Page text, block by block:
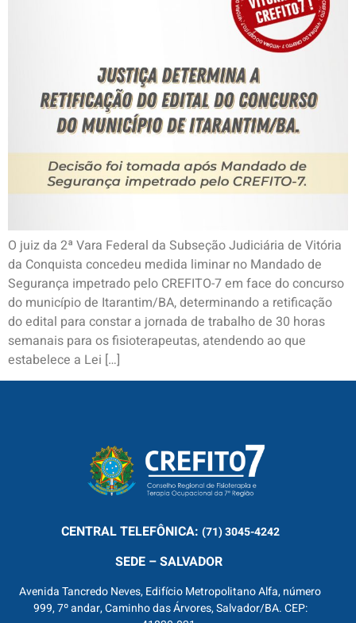
O juiz da 2ª Vara Federal da Subseção Judiciária de Vitória
da Conquista concedeu medida liminar no Mandado de
Segurança impetrado pelo CREFITO-7 em face do concurso
do município de Itarantim/BA, determinando a retificação
do edital para constar a jornada de trabalho de 30 horas
semanais para os fisioterapeutas, atendendo ao que
estabelece a Lei […]
CENTRALTELEFÔNICA: (71) 3045-4242
SEDE – SALVADOR
Avenida Tancredo Neves, Edifício Metropolitano Alfa, número
999, 7º andar, Caminho das Árvores, Salvador/BA. CEP: